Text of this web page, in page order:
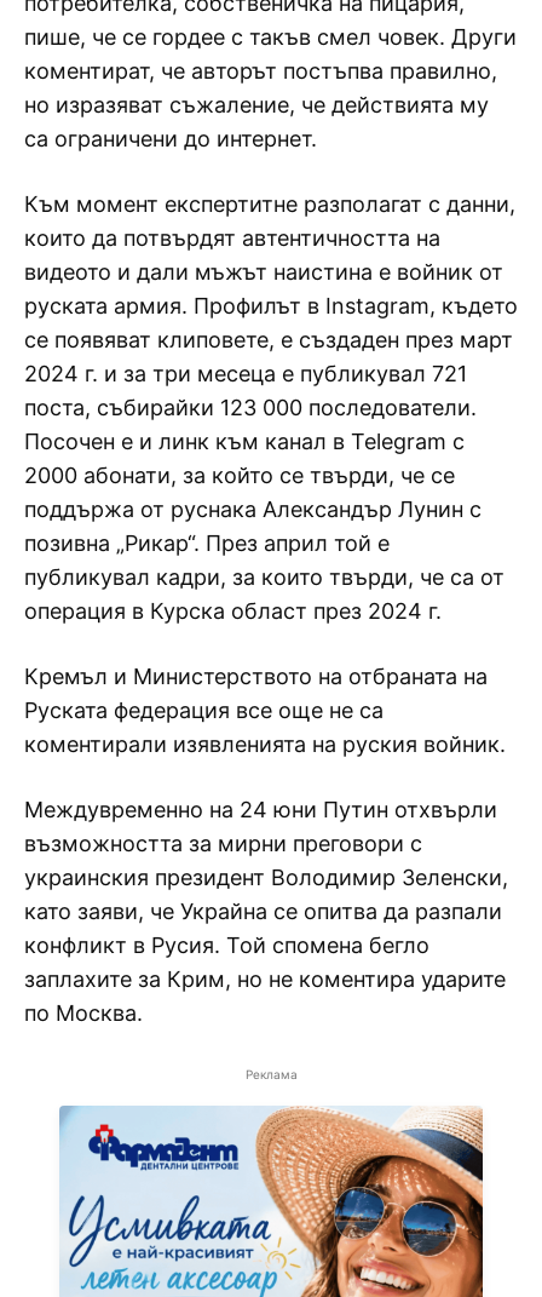
пише, че се гордее с такъв смел човек. Други
коментират, че авторът постъпва правилно,
но изразяват съжаление, че действията му
са ограничени до интернет.
Към момент експертитне разполагат с данни,
които да потвърдят автентичността на
видеото и дали мъжът наистина е войник от
руската армия. Профилът в Instagram, където
се появяват клиповете, е създаден през март
2024 г. и за три месеца е публикувал 721
поста, събирайки 123 000 последователи.
Посочен е и линк към канал в Telegram с
2000 абонати, за който се твърди, че се
поддържа от руснака Александър Лунин с
позивна „Рикар“. През април той е
публикувал кадри, за които твърди, че са от
операция в Курска област през 2024 г.
Кремъл и Министерството на отбраната на
Руската федерация все още не са
коментирали изявленията на руския войник.
Междувременно на 24 юни Путин отхвърли
възможността за мирни преговори с
украинския президент Володимир Зеленски,
като заяви, че Украйна се опитва да разпали
конфликт в Русия. Той спомена бегло
заплахите за Крим, но не коментира ударите
по Москва.
Реклама